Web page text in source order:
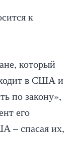
к
который
в США и
по закону»,
его
– спасая их,